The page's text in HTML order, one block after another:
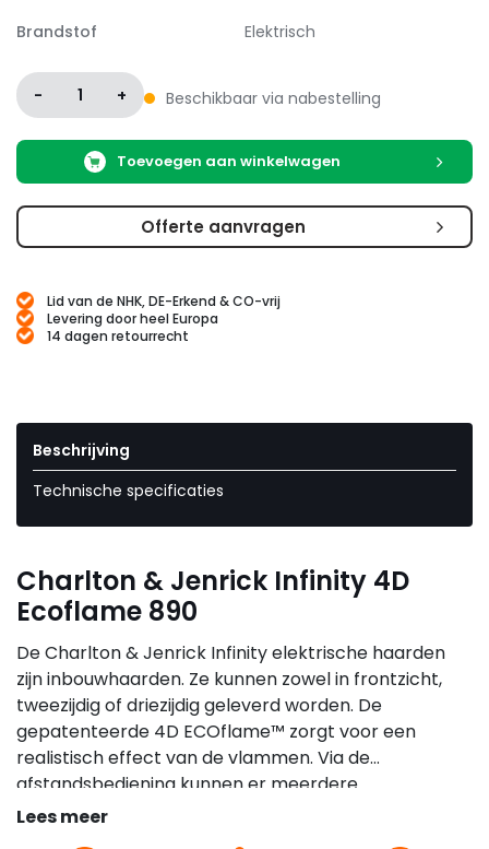
Brandstof
Elektrisch
- 1 + Beschikbaar via nabestelling
Toevoegen aan winkelwagen
Offerte aanvragen
Lid van de NHK, DE-Erkend & CO-vrij
Levering door heel Europa
14 dagen retourrecht
Beschrijving
Technische specificaties
Charlton & Jenrick Infinity 4D
Ecoflame 890
De Charlton & Jenrick Infinity elektrische haarden
zijn inbouwhaarden. Ze kunnen zowel in frontzicht,
tweezijdig of driezijdig geleverd worden. De
gepatenteerde 4D ECOflame™ zorgt voor een
realistisch effect van de vlammen. Via de
afstandsbediening kunnen er meerdere
stemmingskleuren geregeld worden, daarnaast
Lees meer